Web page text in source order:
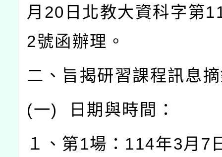
月 20 日北教大資科字第
2號函辦理。
二、旨揭研習課程訊息
(一)
日期與時間：
１、第1場： 114年3月 7